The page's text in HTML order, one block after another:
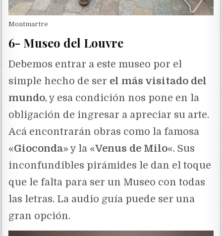
Montmartre
6- Museo del Louvre
Debemos entrar a este museo por el
simple hecho de ser el más visitado del
mundo, y esa condición nos pone en la
obligación de ingresar a apreciar su arte.
Acá encontrarán obras como la famosa
«Gioconda» y la «Venus de Milo«. Sus
inconfundibles pirámides le dan el toque
que le falta para ser un Museo con todas
las letras. La audio guía puede ser una
gran opción.